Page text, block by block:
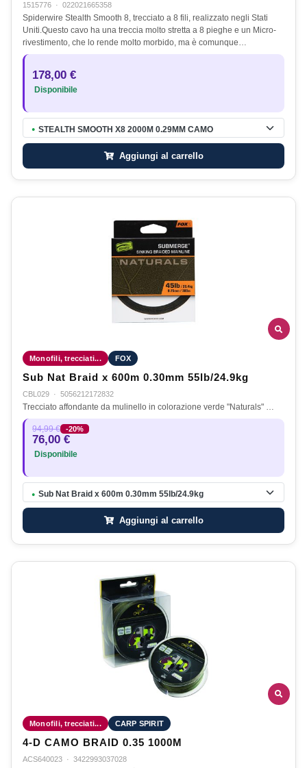
1515776 · 022021665358
Spiderwire Stealth Smooth 8, trecciato a 8 fili, realizzato negli Stati
Uniti.Questo cavo ha una treccia molto stretta a 8 pieghe e un Micro-
rivestimento, che lo rende molto morbido, ma è comunque…
178,00 €
Disponibile
● STEALTH SMOOTH X8 2000M 0.29MM CAMO
Aggiungi al carrello
Monofili, trecciati... FOX
Sub Nat Braid x 600m 0.30mm 55lb/24.9kg
CBL029 · 5056212172832
Trecciato affondante da mulinello in colorazione verde "Naturals" …
94,99 € -20%
76,00 €
Disponibile
● Sub Nat Braid x 600m 0.30mm 55lb/24.9kg
Aggiungi al carrello
Monofili, trecciati... CARP SPIRIT
4-D CAMO BRAID 0.35 1000M
ACS640023 · 3422993037028